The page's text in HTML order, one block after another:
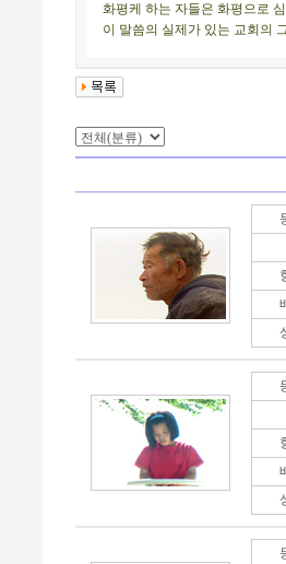
화평케 하는 자들은 화평으로
이 말씀의 실제가 있는 교회의